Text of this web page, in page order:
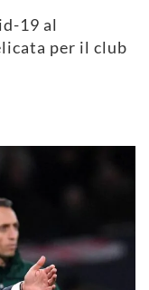
19 al
per il club